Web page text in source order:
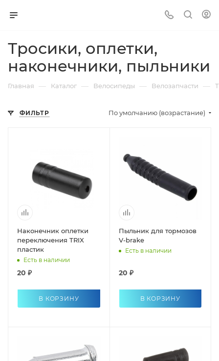
Тросики, оплетки,
наконечники, пыльники
Главная — Каталог — Велосипеды — Велозапчасти —
ФИЛЬТР По умолчанию (возрастание)
Наконечник оплетки
переключения TRIX
пластик
Есть в наличии
20 ₽
В КОРЗИНУ
Пыльник для тормозов
V-brake
Есть в наличии
20 ₽
В КОРЗИНУ